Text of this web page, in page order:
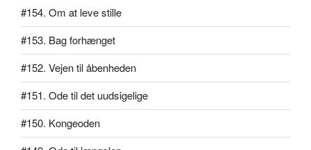
#154. Om at leve stille
#153. Bag forhænget
#152. Vejen til åbenheden
#151. Ode til det uudsigelige
#150. Kongeoden